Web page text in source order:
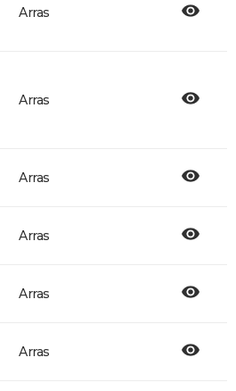
Arras
Arras
Arras
Arras
Arras
Arras